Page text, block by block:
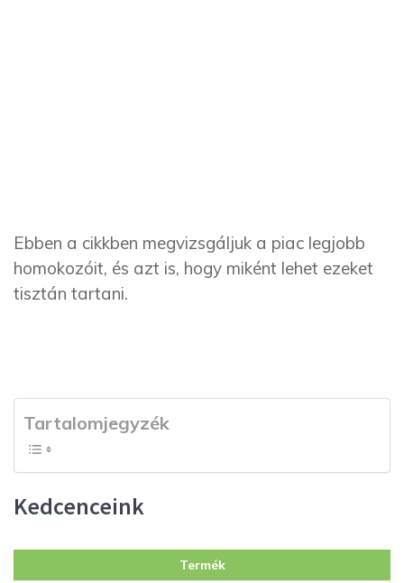
Ebben a cikkben megvizsgáljuk a piac legjobb
homokozóit, és azt is, hogy miként lehet ezeket
tisztán tartani.
Tartalomjegyzék
Kedcenceink
Termék